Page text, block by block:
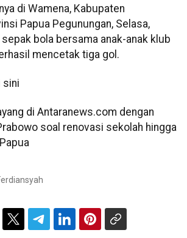
di Wamena, Kabupaten
Papua Pegunungan, Selasa,
bola bersama anak-anak klub
mencetak tiga gol.
sini
di Antaranews.com dengan
soal renovasi sekolah hingga